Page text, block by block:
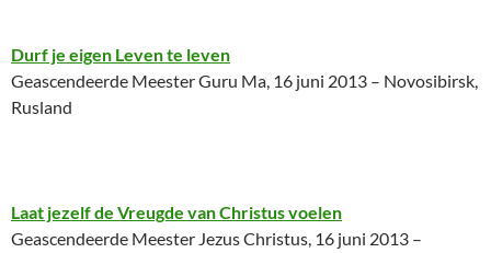
Durf je eigen Leven te leven
Geascendeerde Meester Guru Ma, 16 juni 2013 – Novosibirsk,
Rusland
Laat jezelf de Vreugde van Christus voelen
Geascendeerde Meester Jezus Christus, 16 juni 2013 –